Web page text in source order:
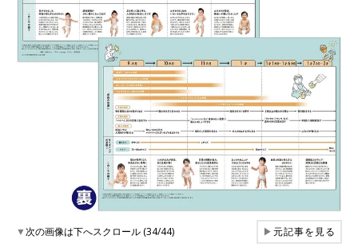
▼次の画像は下へスクロール (34/44) ▶元記事を見る